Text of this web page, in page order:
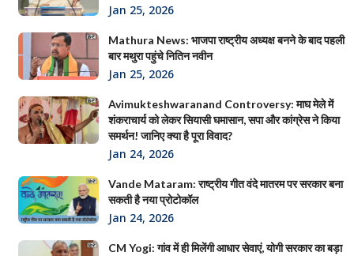
Jan 25, 2026
Mathura News: भाजपा राष्ट्रीय अध्यक्ष बनने के बाद पहली
बार मथुरा पहुंचे नितिन नवीन
Jan 25, 2026
Avimukteshwaranand Controversy: माघ मेले में
शंकराचार्य को लेकर सियासी घमासान, सपा और कांग्रेस ने किया
समर्थन! जानिए क्या है पूरा विवाद?
Jan 24, 2026
Vande Mataram: राष्ट्रीय गीत वंदे मातरम पर सरकार बना
सकती है नया प्रोटोकॉल
Jan 24, 2026
CM Yogi: गांव में ही मिलेंगी आधार सेवाएं, योगी सरकार का बड़ा